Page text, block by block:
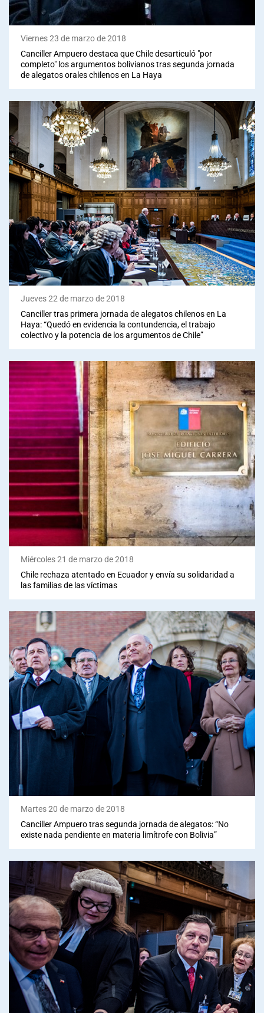
Viernes 23 de marzo de 2018
Canciller Ampuero destaca que Chile desarticuló "por
completo" los argumentos bolivianos tras segunda jornada
de alegatos orales chilenos en La Haya
Jueves 22 de marzo de 2018
Canciller tras primera jornada de alegatos chilenos en La
Haya: “Quedó en evidencia la contundencia, el trabajo
colectivo y la potencia de los argumentos de Chile”
Miércoles 21 de marzo de 2018
Chile rechaza atentado en Ecuador y envía su solidaridad a
las familias de las víctimas
Martes 20 de marzo de 2018
Canciller Ampuero tras segunda jornada de alegatos: “No
existe nada pendiente en materia limítrofe con Bolivia”